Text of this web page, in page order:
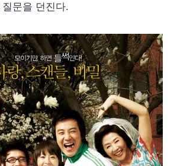
문을 던진다.